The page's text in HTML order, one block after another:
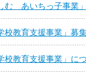
む あいちっ子事業
校教育支援事業」募
校教育支援事業」に